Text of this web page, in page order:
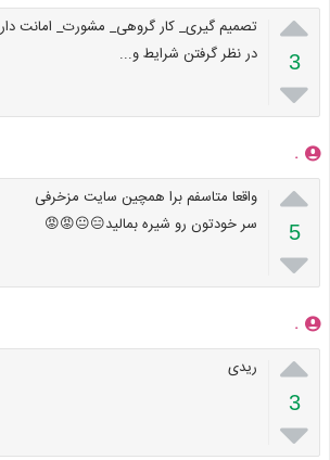

3

تصمیم گیری_ کار گروهی_ مشورت_ امانت
در نظر گرفتن شرایط و...
.

5

واقعا متاسفم برا همچین سایت مزخرفی
سر خودتون رو شیره بمالید😑😐😡😡
.

3

ریدی